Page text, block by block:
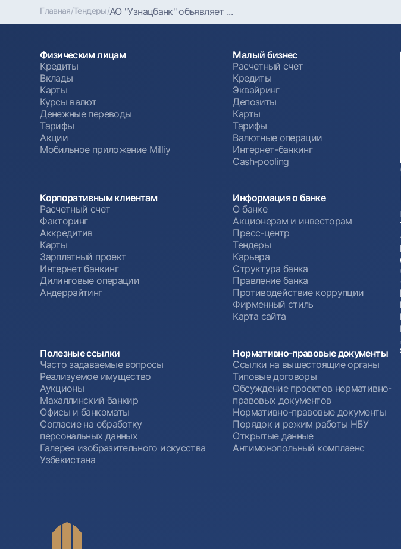
Главная/Тендеры/АО "Узнацбанк" объявляет ...
Физическим лицам
Кредиты
Вклады
Карты
Курсы валют
Денежные переводы
Тарифы
Акции
Мобильное приложение Milliy
Малый бизнес
Расчетный счет
Кредиты
Эквайринг
Депозиты
Карты
Тарифы
Валютные операции
Интернет-банкинг
Cash-pooling
Корпоративным клиентам
Расчетный счет
Факторинг
Аккредитив
Карты
Зарплатный проект
Интернет банкинг
Дилинговые операции
Андеррайтинг
Информация о банке
О банке
Акционерам и инвесторам
Пресс-центр
Тендеры
Карьера
Структура банка
Правление банка
Противодействие коррупции
Фирменный стиль
Карта сайта
Полезные ссылки
Часто задаваемые вопросы
Реализуемое имущество
Аукционы
Махаллинский банкир
Офисы и банкоматы
Согласие на обработку
персональных данных
Галерея изобразительного искусства
Узбекистана
Нормативно-правовые документы
Ссылки на вышестоящие органы
Типовые договоры
Обсуждение проектов нормативно-
правовых документов
Нормативно-правовые документы
Порядок и режим работы НБУ
Открытые данные
Антимонопольный комплаенс